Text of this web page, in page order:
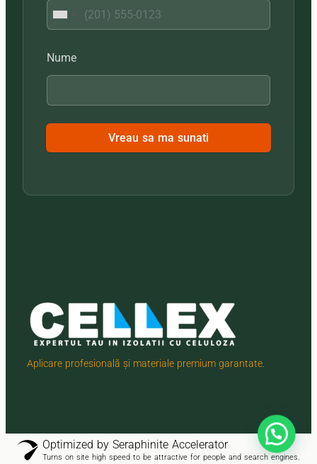
Nume
Vreau sa ma sunati
Aplicare profesională și materiale premium garantate.
Optimized by Seraphinite Accelerator
Turns on site high speed to be attractive for people and search engines.